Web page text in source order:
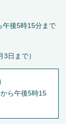
午後5時15分まで
日まで）
）
ら午後5時15